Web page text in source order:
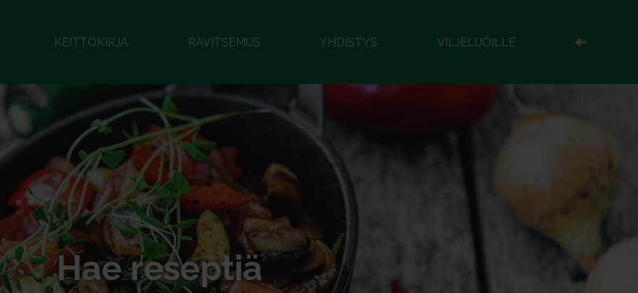
KEITTOKIRJA RAVITSEMUS YHDISTYS VILJELIJÖILLE
Hae reseptiä